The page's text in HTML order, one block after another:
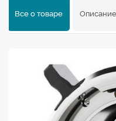
Все о товаре Описание